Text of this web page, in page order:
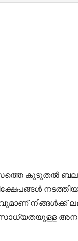
കൂടുതൽ
നിങ്ങൾക്ക്
സാധ്യതയുള്ള